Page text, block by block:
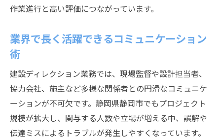
作業進行と高い評価につながっています。
業界で長く活躍できるコミュニケーション
術
建設ディレクション業務では、現場監督や設計担当者、
協力会社、施主など多様な関係者との円滑なコミュニケ
ーションが不可欠です。静岡県静岡市でもプロジェクト
規模が拡大し、関与する人数や立場が増える中、誤解や
伝達ミスによるトラブルが発生しやすくなっています。